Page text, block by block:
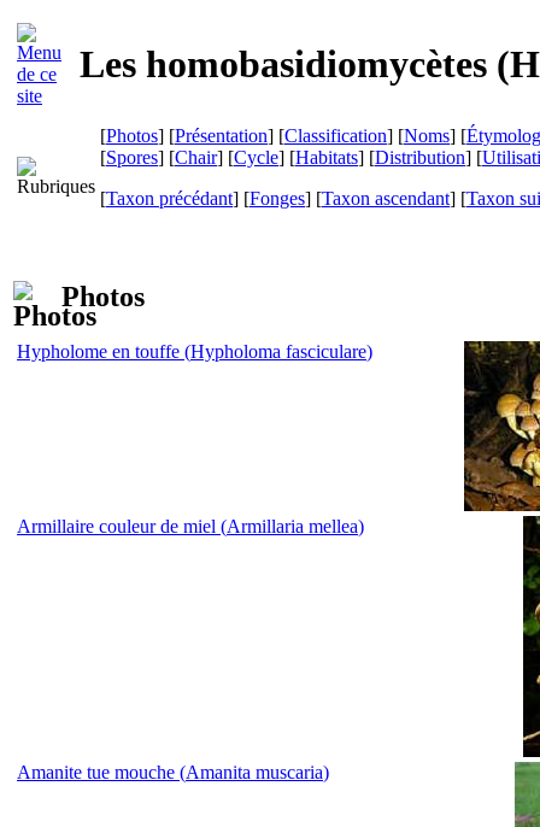
Les homobasidiomycètes (
[Photos] [Présentation] [Classification] [Noms] [
[Spores] [Chair] [Cycle] [Habitats] [Distribution] [
[Taxon précédant] [Fonges] [Taxon ascendant] [Taxon
Photos
Hypholome en touffe (Hypholoma fasciculare)
Armillaire couleur de miel (Armillaria mellea)
Amanite tue mouche (Amanita muscaria)